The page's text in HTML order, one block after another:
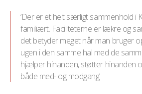
’Der er et helt særligt sammenhold i
familiært. Faciliteterne er lækre og
det betyder meget når man bruger
ugen i den samme hal med de
hjælper hinanden, støtter hinanden
både med- og modgang’